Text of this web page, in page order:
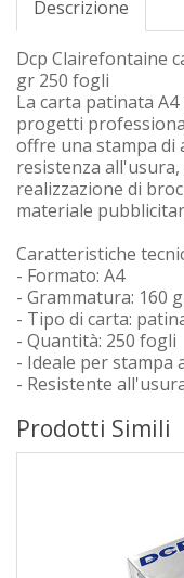
Descrizione
Dcp Clairefontaine
gr 250 fogli
La carta patinata
progetti
offre una stampa di
resistenza
realizzazione di
materiale
Caratteristiche
- Formato: A4
- Grammatura: 160
- Tipo di carta:
- Quantità: 250 fogli
- Ideale per stampa
- Resistente
Prodotti Simili